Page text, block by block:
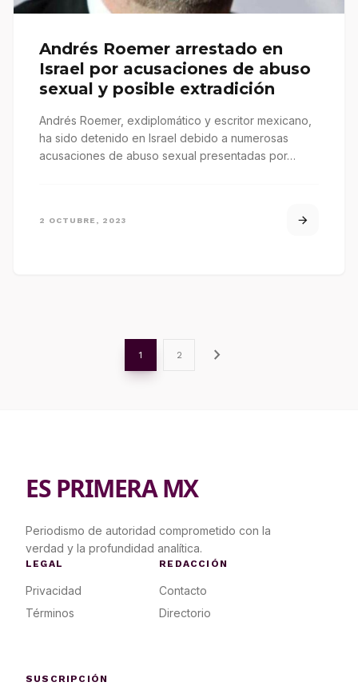
Andrés Roemer arrestado en
Israel por acusaciones de abuso
sexual y posible extradición
Andrés Roemer, exdiplomático y escritor mexicano,
ha sido detenido en Israel debido a numerosas
acusaciones de abuso sexual presentadas por…
2 OCTUBRE, 2023
1 2 chevron_right
ES PRIMERA MX
Periodismo de autoridad comprometido con la
verdad y la profundidad analítica.
LEGAL
Privacidad
Términos
REDACCIÓN
Contacto
Directorio
SUSCRIPCIÓN